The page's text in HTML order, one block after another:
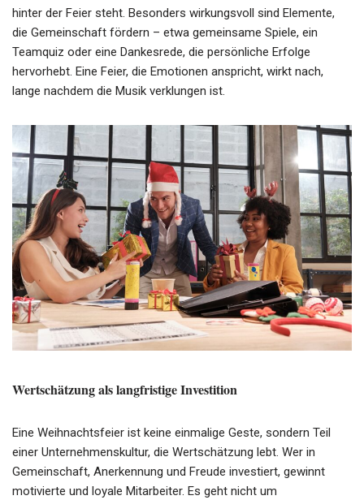
hinter der Feier steht. Besonders wirkungsvoll sind Elemente,
die Gemeinschaft fördern – etwa gemeinsame Spiele, ein
Teamquiz oder eine Dankesrede, die persönliche Erfolge
hervorhebt. Eine Feier, die Emotionen anspricht, wirkt nach,
lange nachdem die Musik verklungen ist.
Wertschätzung als langfristige Investition
Eine Weihnachtsfeier ist keine einmalige Geste, sondern Teil
einer Unternehmenskultur, die Wertschätzung lebt. Wer in
Gemeinschaft, Anerkennung und Freude investiert, gewinnt
motivierte und loyale Mitarbeiter. Es geht nicht um